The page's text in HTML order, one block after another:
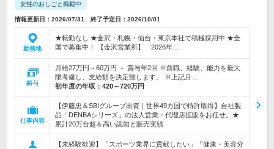
女性のおしごと掲載中
情報更新日：2026/07/31 終了予定日：2026/10/01
勤務地
★転勤なし ★金沢・札幌・仙台・東京本社で積極採用中 ★全
国で募集中！ 【金沢営業所】 2026年…
給与
月給27万円～60万円 ＋ 賞与年2回 ※前職、経験、能力を最大
限考慮し、支給額を決定致します。 ※上記月…
初年度の年収： 420～720万円
仕事内容
【伊藤忠＆SBIグループ出資｜世界49カ国で特許取得】自社製
品「DENBAシリーズ」の法人営業・代理店拡販をお任せ。★
累計20万台超＆高い認知と販売実績
【未経験歓迎】「スポーツ業界に貢献したい」「健康・美容分